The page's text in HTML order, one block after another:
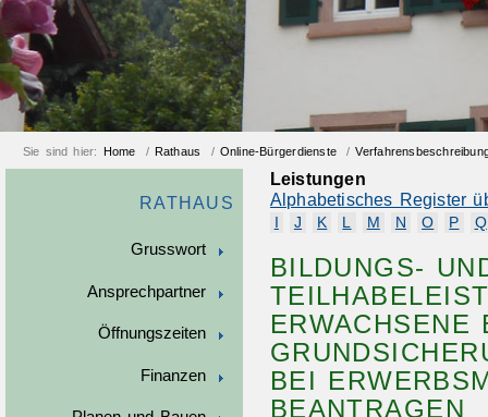
Sie sind hier: Home / Rathaus / Online-Bürgerdienste /
RATHAUS
Grusswort
Ansprechpartner
Öffnungszeiten
Finanzen
Leistungen
Alphabetisches Register
J K L M N O P Q
BILDUNGS-
BEI
BEANTRAGEN